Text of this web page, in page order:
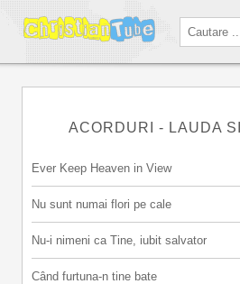
ACORDURI - LAUDA
Ever Keep Heaven in View
Nu sunt numai flori pe cale
Nu-i nimeni ca Tine, iubit salvator
Când furtuna-n tine bate